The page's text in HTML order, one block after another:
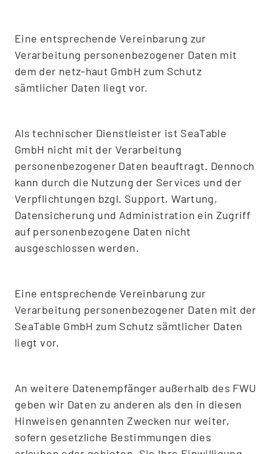
Eine entsprechende Vereinbarung zur
Verarbeitung personenbezogener Daten mit
dem der netz-haut GmbH zum Schutz
sämtlicher Daten liegt vor.
Als technischer Dienstleister ist SeaTable
GmbH nicht mit der Verarbeitung
personenbezogener Daten beauftragt. Dennoch
kann durch die Nutzung der Services und der
Verpflichtungen bzgl. Support, Wartung,
Datensicherung und Administration ein Zugriff
auf personenbezogene Daten nicht
ausgeschlossen werden.
Eine entsprechende Vereinbarung zur
Verarbeitung personenbezogener Daten mit der
SeaTable GmbH zum Schutz sämtlicher Daten
liegt vor.
An weitere Datenempfänger außerhalb des FWU
geben wir Daten zu anderen als den in diesen
Hinweisen genannten Zwecken nur weiter,
sofern gesetzliche Bestimmungen dies